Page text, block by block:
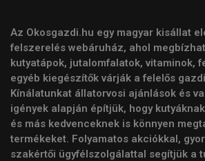
Az Okosgazdi.hu egy magyar kisállat
felszerelés webáruház, ahol
kutyatápok, jutalomfalatok, vitaminok,
egyéb kiegészítők várják a felelős
Kínálatunkat állatorvosi ajánlások és
igények alapján építjük, hogy
és más kedvenceknek is könnyen
termékeket. Folyamatos akciókkal,
szakértői ügyfélszolgálattal segítjük a